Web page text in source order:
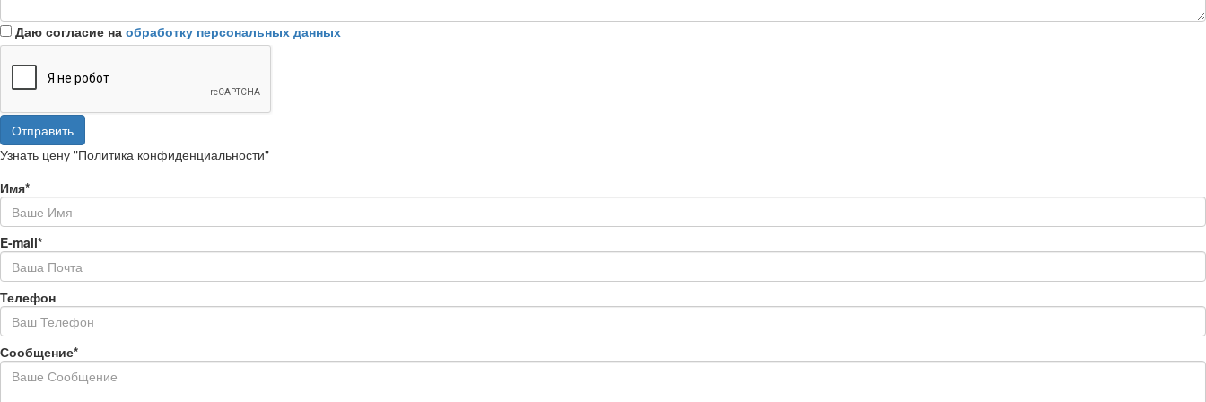
Даю согласие на обработку персональных данных
Отправить
Узнать цену "Политика конфиденциальности"
Имя*
E-mail*
Телефон
Сообщение*